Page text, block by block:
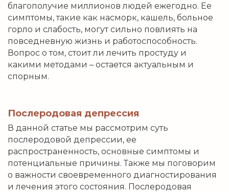
благополучие миллионов людей ежегодно. Ее
симптомы, такие как насморк, кашель, больное
горло и слабость, могут сильно повлиять на
повседневную жизнь и работоспособность.
Вопрос о том, стоит ли лечить простуду и
какими методами – остается актуальным и
спорным.
Послеродовая депрессия
В данной статье мы рассмотрим суть
послеродовой депрессии, ее
распространенность, основные симптомы и
потенциальные причины. Также мы поговорим
о важности своевременного диагностирования
и лечения этого состояния. Послеродовая